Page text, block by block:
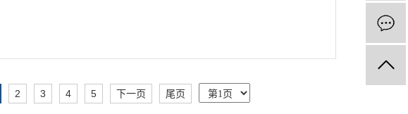
2 3 4 5 下一页 尾页